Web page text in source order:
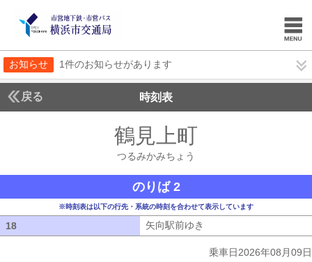
お知らせ 1件のお知らせがあります
戻る 時刻表
鶴見上町
つるみかみちょう
のりば 2
※時刻表は以下の行先・系統の時刻を合わせて表示しています
18 矢向駅前ゆき
乗車日2026年08月09日